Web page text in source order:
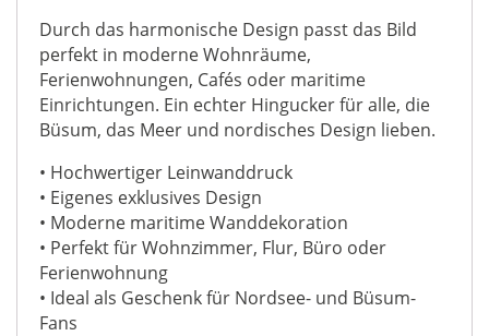
Durch das harmonische Design passt das Bild
perfekt in moderne Wohnräume,
Ferienwohnungen, Cafés oder maritime
Einrichtungen. Ein echter Hingucker für alle, die
Büsum, das Meer und nordisches Design lieben.
• Hochwertiger Leinwanddruck
• Eigenes exklusives Design
• Moderne maritime Wanddekoration
• Perfekt für Wohnzimmer, Flur, Büro oder
Ferienwohnung
• Ideal als Geschenk für Nordsee- und Büsum-
Fans